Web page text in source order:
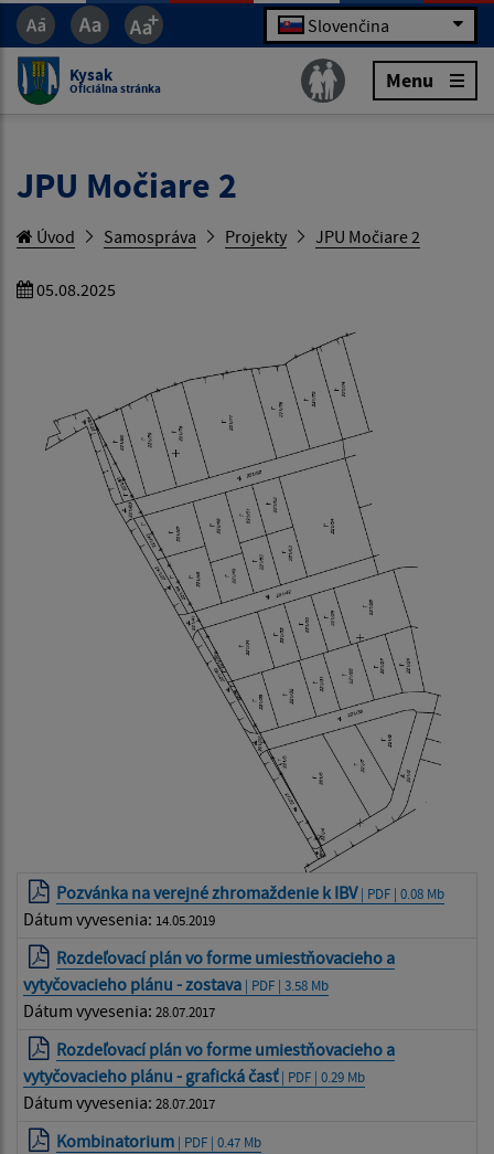
Slovenčina
Kysak
Oficiálna stránka Menu
JPU Močiare 2
Úvod Samospráva Projekty JPU Močiare 2
05.08.2025
Pozvánka na verejné zhromaždenie k IBV| PDF | 0.08 Mb
Dátum vyvesenia: 14.05.2019
Rozdeľovací plán vo forme umiestňovacieho a
vytyčovacieho plánu - zostava | PDF | 3.58 Mb
Dátum vyvesenia: 28.07.2017
Rozdeľovací plán vo forme umiestňovacieho a
vytyčovacieho plánu - grafická časť| PDF | 0.29 Mb
Dátum vyvesenia: 28.07.2017
Kombinatorium | PDF | 0.47 Mb